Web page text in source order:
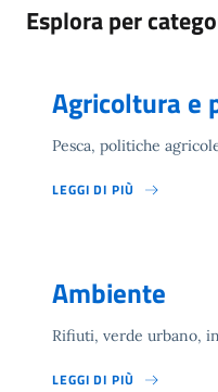
Esplora per
Agricoltura e
Pesca, politiche
LEGGI DI PIÙ
Ambiente
Rifiuti, verde urbano,
LEGGI DI PIÙ